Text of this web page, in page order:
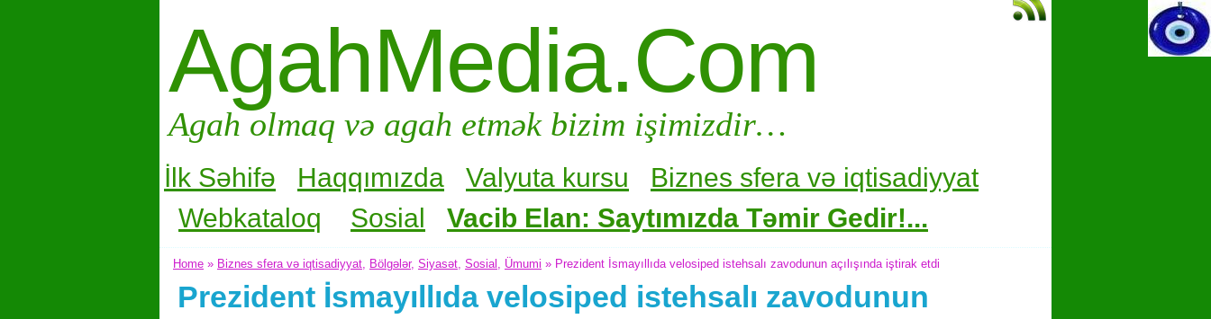
AgahMedia.Com
Agah olmaq və agah etmək bizim işimizdir…
İlk Səhifə Haqqımızda Valyuta kursu Biznes sfera və iqtisadiyyat
Webkataloq
Sosial Vacib Elan: Saytımızda Təmir Gedir!...
Home » Biznes sfera və iqtisadiyyat Bölgələr, Siyasət Sosial Ümumi » Prezident İsmayıllıda velosiped istehsalı zavodunun açılışında iştirak etdi
Prezident İsmayıllıda velosiped istehsalı zavodunun